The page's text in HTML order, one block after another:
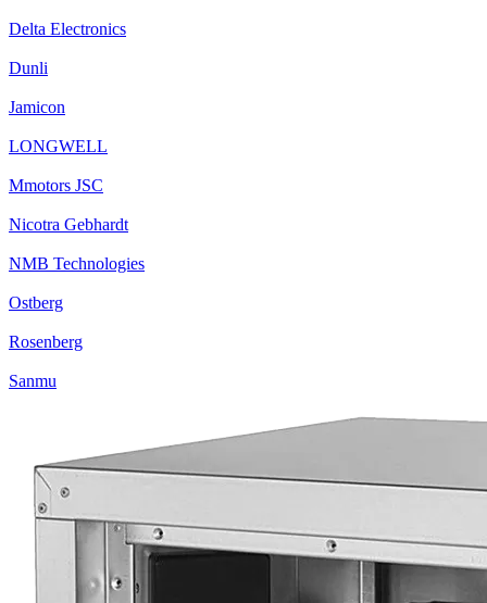
Delta Electronics
Dunli
Jamicon
LONGWELL
Mmotors JSC
Nicotra Gebhardt
NMB Technologies
Ostberg
Rosenberg
Sanmu